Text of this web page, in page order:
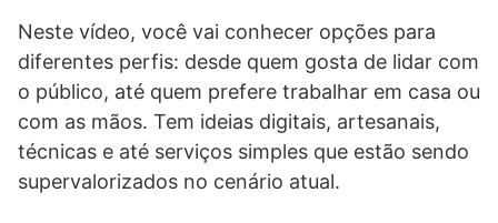
Neste vídeo, você vai conhecer opções para
diferentes perfis: desde quem gosta de lidar com
o público, até quem prefere trabalhar em casa ou
com as mãos. Tem ideias digitais, artesanais,
técnicas e até serviços simples que estão sendo
supervalorizados no cenário atual.